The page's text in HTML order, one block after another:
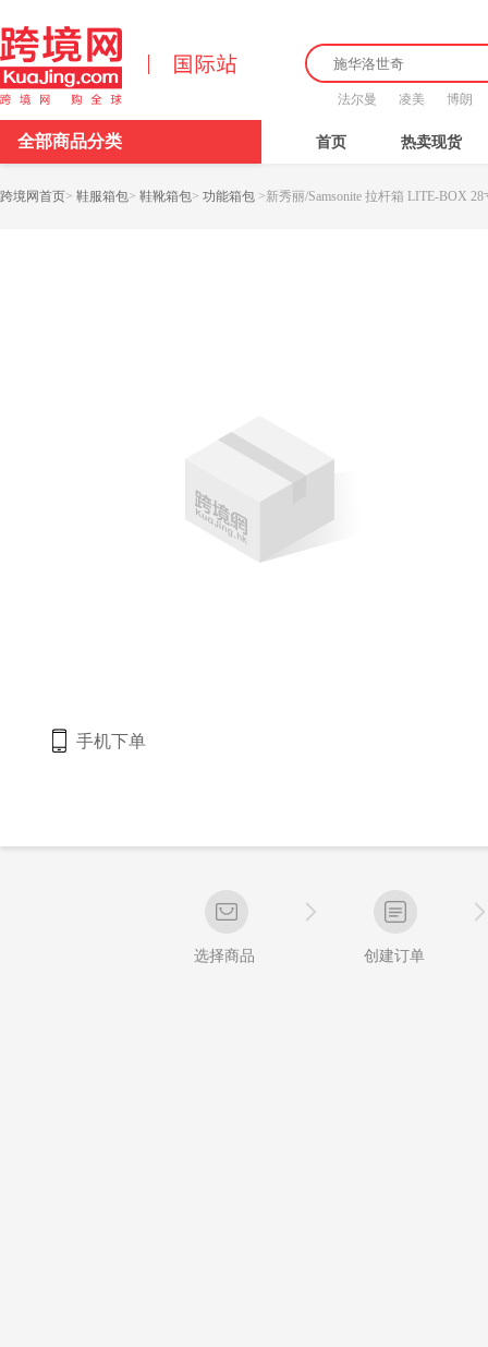
法尔曼 凌美 博朗
全部商品分类 首页 热卖现货
跨境网首页> 鞋服箱包> 鞋靴箱包> 功能箱包 >新秀丽/Samsonite 拉杆箱 LITE-BOX
手机下单
选择商品 创建订单